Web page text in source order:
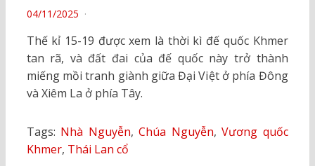
POSTED
04/11/2025
Thế kỉ 15-19 được xem là thời kì đế quốc Khmer
tan rã, và đất đai của đế quốc này trở thành
miếng mồi tranh giành giữa Đại Việt ở phía Đông
và Xiêm La ở phía Tây.
Tags: Nhà Nguyễn, Chúa Nguyễn, Vương quốc
Khmer, Thái Lan cổ